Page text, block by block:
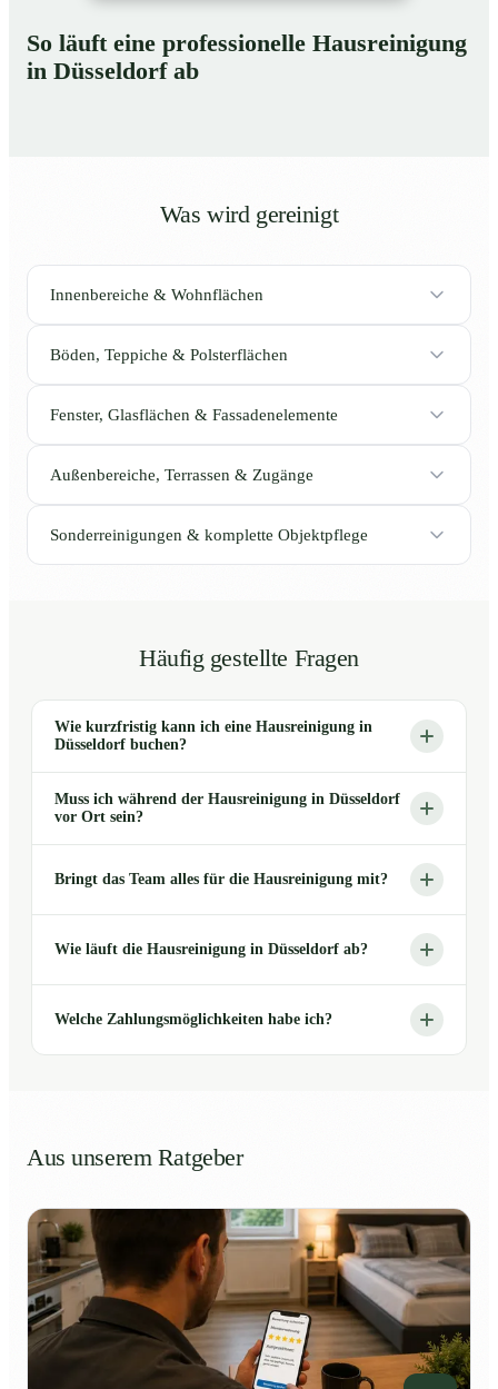
So läuft eine professionelle Hausreinigung
in Düsseldorf ab
Was wird gereinigt
Innenbereiche & Wohnflächen
Böden, Teppiche & Polsterflächen
Fenster, Glasflächen & Fassadenelemente
Außenbereiche, Terrassen & Zugänge
Sonderreinigungen & komplette Objektpflege
Häufig gestellte Fragen
Wie kurzfristig kann ich eine Hausreinigung in
Düsseldorf buchen?
Muss ich während der Hausreinigung in Düsseldorf
vor Ort sein?
Bringt das Team alles für die Hausreinigung mit?
Wie läuft die Hausreinigung in Düsseldorf ab?
Welche Zahlungsmöglichkeiten habe ich?
Aus unserem Ratgeber